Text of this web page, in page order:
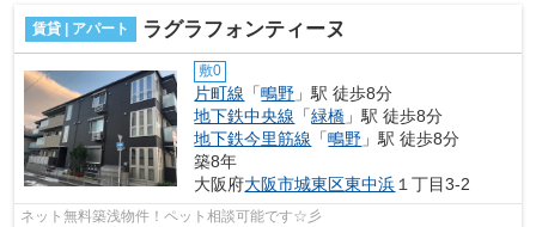
賃貸 | アパート ラグラフォンティーヌ
敷0
片町線 「鴫野 」駅 徒歩8分
地下鉄中央線 「緑橋 」駅 徒歩8分
地下鉄今里筋線 「鴫野 」駅 徒歩8分
築8年
大阪府大阪市城東区東中浜 １丁目3-2
ネット無料築浅物件！ペット相談可能です☆彡